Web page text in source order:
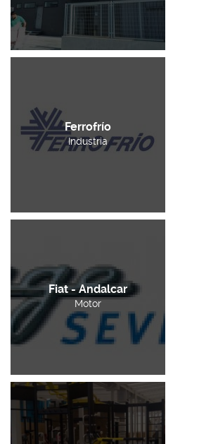
Ferrofrío
Industria
Fiat - Andalcar
Motor